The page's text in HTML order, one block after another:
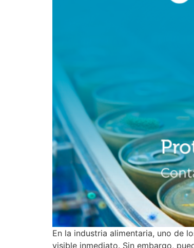
En la industria alimentaria, uno de
visible inmediato. Sin embargo,